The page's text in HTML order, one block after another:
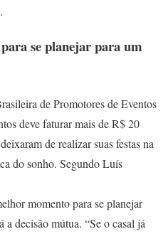
se planejar para um
de Promotores de Eventos
deve faturar mais de R$ 20
de realizar suas festas na
do sonho. Segundo Luís
momento para se planejar
a decisão mútua. “Se o casal já